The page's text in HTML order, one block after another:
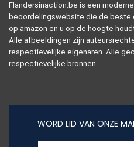
Flandersinaction.be is een
beoordelingswebsite die de beste
op amazon en u op de hoogte
Alle afbeeldingen zijn
respectievelijke eigenaren. Alle
respectievelijke bronnen.
WORD LID VAN ONZE